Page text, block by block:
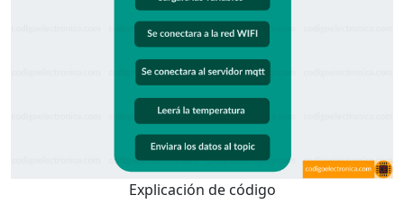
Explicación de código